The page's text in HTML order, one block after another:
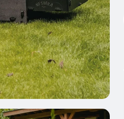
Penthouse)